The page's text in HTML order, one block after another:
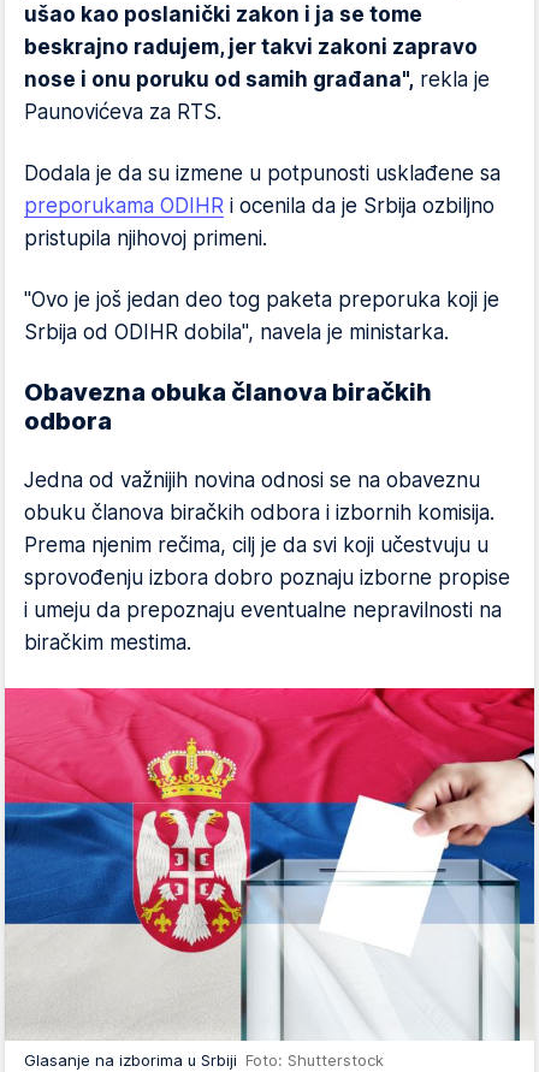
ušao kao poslanički zakon i ja se tome
beskrajno radujem, jer takvi zakoni zapravo
nose i onu poruku od samih građana", rekla je
Paunovićeva za RTS.
Dodala je da su izmene u potpunosti usklađene sa
preporukama ODIHR i ocenila da je Srbija ozbiljno
pristupila njihovoj primeni.
"Ovo je još jedan deo tog paketa preporuka koji je
Srbija od ODIHR dobila", navela je ministarka.
Obavezna obuka članova biračkih
odbora
Jedna od važnijih novina odnosi se na obaveznu
obuku članova biračkih odbora i izbornih komisija.
Prema njenim rečima, cilj je da svi koji učestvuju u
sprovođenju izbora dobro poznaju izborne propise
i umeju da prepoznaju eventualne nepravilnosti na
biračkim mestima.
Glasanje na izborima u Srbiji Foto: Shutterstock